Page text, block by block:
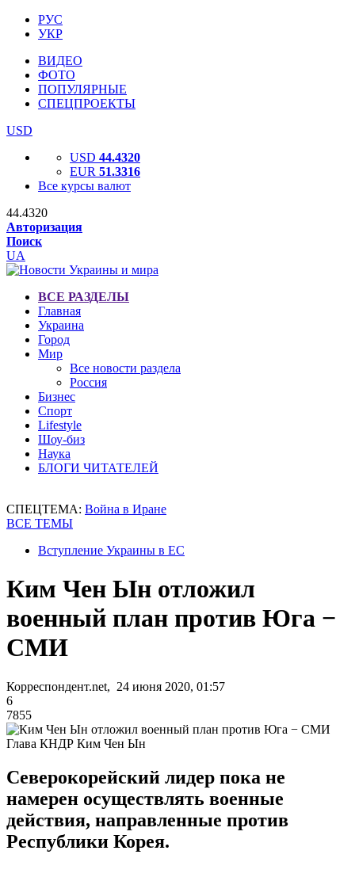
РУС
УКР
ВИДЕО
ФОТО
ПОПУЛЯРНЫЕ
СПЕЦПРОЕКТЫ
USD
USD 44.4320
EUR 51.3316
Все курсы валют
44.4320
Авторизация
Поиск
UA
ВСЕ РАЗДЕЛЫ
Главная
Украина
Город
Мир
Все новости раздела
Россия
Бизнес
Спорт
Lifestyle
Шоу-биз
Наука
БЛОГИ ЧИТАТЕЛЕЙ
СПЕЦТЕМА: Война в Иране
ВСЕ ТЕМЫ
Вступление Украины в ЕС
Ким Чен Ын отложил
военный план против Юга −
СМИ
Корреспондент.net, 24 июня 2020, 01:57
6
7855
Глава КНДР Ким Чен Ын
Северокорейский лидер пока не
намерен осуществлять военные
действия, направленные против
Республики Корея.